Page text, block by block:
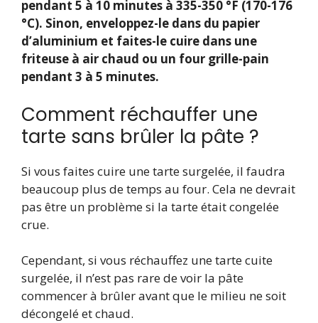
pendant 5 à 10 minutes à 335-350 °F (170-176
°C). Sinon, enveloppez-le dans du papier
d’aluminium et faites-le cuire dans une
friteuse à air chaud ou un four grille-pain
pendant 3 à 5 minutes.
Comment réchauffer une
tarte sans brûler la pâte ?
Si vous faites cuire une tarte surgelée, il faudra
beaucoup plus de temps au four. Cela ne devrait
pas être un problème si la tarte était congelée
crue.
Cependant, si vous réchauffez une tarte cuite
surgelée, il n’est pas rare de voir la pâte
commencer à brûler avant que le milieu ne soit
décongelé et chaud.